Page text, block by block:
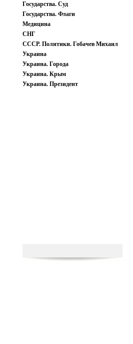
Государства. Суд
Государства. Флаги
Медицина
СНГ
СССР. Политики. Гобачев Михаил
Украина
Украина. Города
Украина. Крым
Украина. Президент